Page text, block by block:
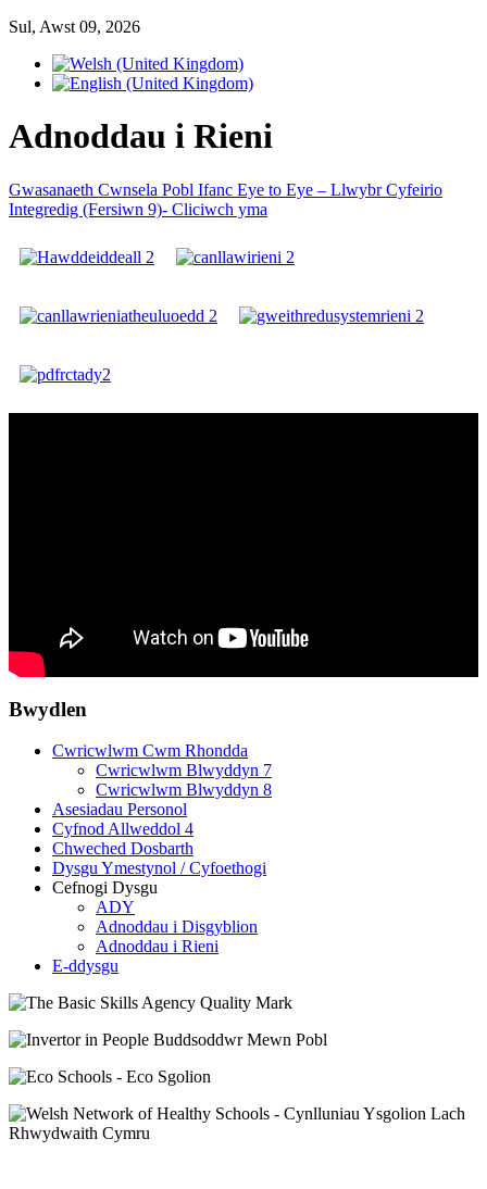
Sul, Awst 09, 2026
Adnoddau i Rieni
Gwasanaeth Cwnsela Pobl Ifanc Eye to Eye – Llwybr Cyfeirio
Integredig (Fersiwn 9)- Cliciwch yma
Bwydlen
Cwricwlwm Cwm Rhondda
Cwricwlwm Blwyddyn 7
Cwricwlwm Blwyddyn 8
Asesiadau Personol
Cyfnod Allweddol 4
Chweched Dosbarth
Dysgu Ymestynol / Cyfoethogi
Cefnogi Dysgu
ADY
Adnoddau i Disgyblion
Adnoddau i Rieni
E-ddysgu